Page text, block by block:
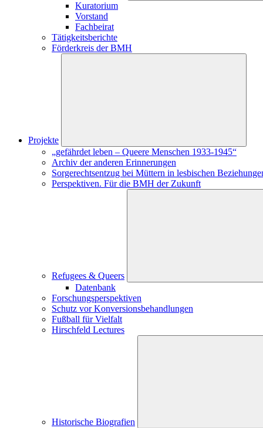
Kuratorium
Vorstand
Fachbeirat
Tätigkeitsberichte
Förderkreis der BMH
Projekte
„gefährdet leben – Queere Menschen 1933-1945“
Archiv der anderen Erinnerungen
Sorgerechtsentzug bei Müttern in lesbischen
Perspektiven. Für die BMH der Zukunft
Refugees & Queers
Datenbank
Forschungs­perspektiven
Schutz vor Konversions­­­­­­­­­­­­behandlungen
Fußball für Vielfalt
Hirschfeld Lectures
Historische Biografien